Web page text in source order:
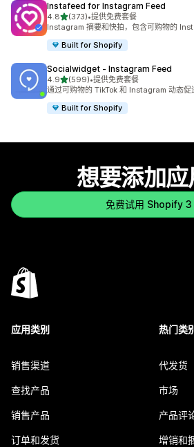
Instafeed for Instagram Feed
4.8星（满分 5 星）
(373)
总共 373 条评论
•提供免费套餐
Instagram 摘要和快拍，包含可购物的
Built for Shopify
Socialwidget ‑ Instagram Feed
4.9星（满分 5 星）
(599)
总共 599 条评论
•提供免费套餐
通过可购物的 TikTok 和 Instagram 动态促
Built for Shopify
想要添加应
免费试用 Shopify 3
应用类别
销售渠道
查找产品
销售产品
订单和发货
热门类
代发货
市场
产品评
增销和